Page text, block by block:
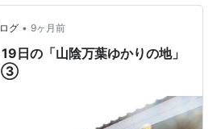
箇所を列記しておきます。 ① 道
伯郡琴浦町）② 伯…
グ • 9ヶ月前
日の「山陰万葉ゆかりの地」
③